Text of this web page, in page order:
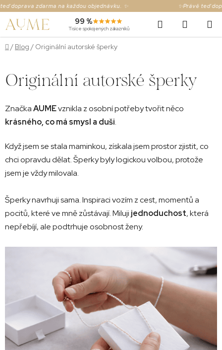
Přejít
obsah
zdarma na každou objednávku. ✨ ✨Právě teď
99 %
Tisíce spokojených zákazníků
Hledat
KOŠÍK
Domů
/ Blog / Originální autorské šperky
Originální autorské šperky
ZnačkaAUMEvznikla z osobní potřeby tvořit něco
krásného, co má smysl a duši.
Když jsem se stala maminkou, získala jsem prostor zjistit, co
chci opravdu dělat. Šperky byly logickou volbou, protože
jsem je vždy milovala.
Šperky navrhuji sama. Inspiraci vozím z cest, momentů a
pocitů, které ve mně zůstávají. Miluji jednoduchost, která
nepřebíjí, ale podtrhuje osobnost ženy.